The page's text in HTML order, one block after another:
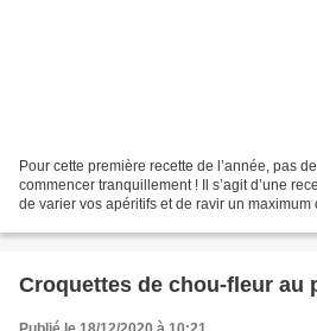
Pour cette première recette de l’année, pas
commencer tranquillement ! Il s’agit d’une
de varier vos apéritifs et de ravir un
Croquettes de chou-fleur au